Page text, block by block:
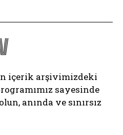
içerik arşivimizdeki
sayesinde
anında ve sınırsız